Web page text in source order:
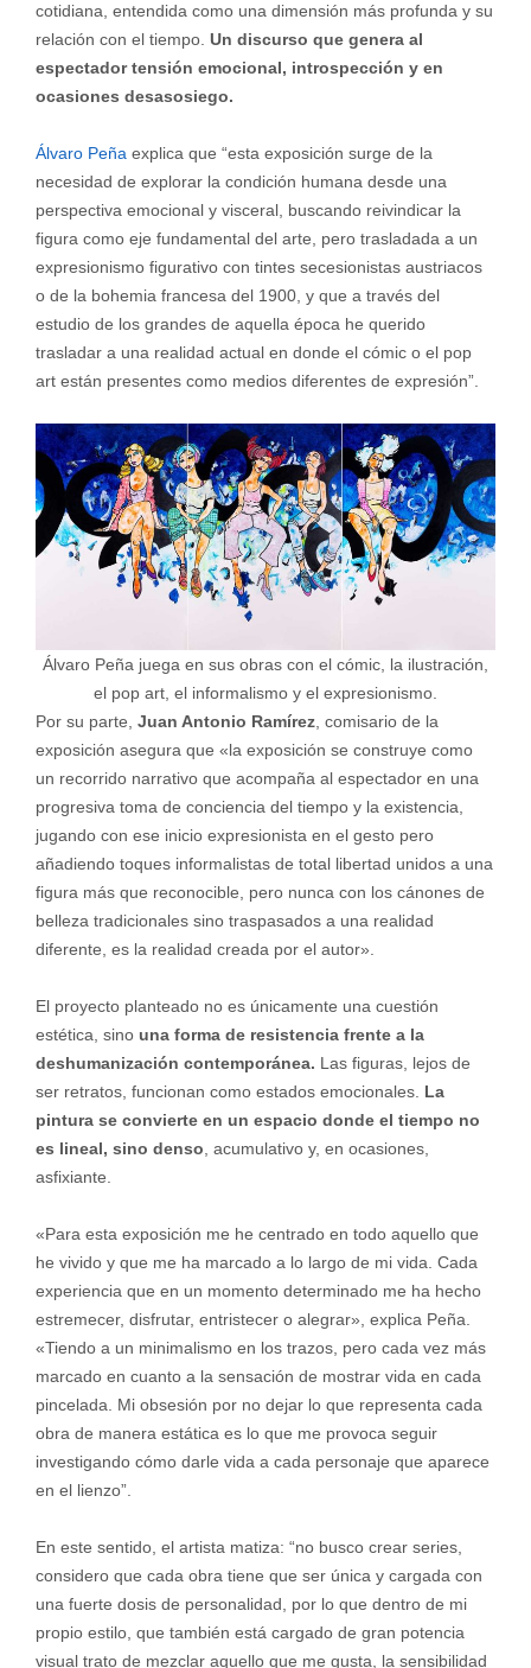
cotidiana, entendida como una dimensión más profunda y su
relación con el tiempo. Un discurso que genera al
espectador tensión emocional, introspección y en
ocasiones desasosiego.
Álvaro Peña explica que “esta exposición surge de la
necesidad de explorar la condición humana desde una
perspectiva emocional y visceral, buscando reivindicar la
figura como eje fundamental del arte, pero trasladada a un
expresionismo figurativo con tintes secesionistas austriacos
o de la bohemia francesa del 1900, y que a través del
estudio de los grandes de aquella época he querido
trasladar a una realidad actual en donde el cómic o el pop
art están presentes como medios diferentes de expresión”.
Álvaro Peña juega en sus obras con el cómic, la ilustración,
el pop art, el informalismo y el expresionismo.
Por su parte, Juan Antonio Ramírez, comisario de la
exposición asegura que «la exposición se construye como
un recorrido narrativo que acompaña al espectador en una
progresiva toma de conciencia del tiempo y la existencia,
jugando con ese inicio expresionista en el gesto pero
añadiendo toques informalistas de total libertad unidos a una
figura más que reconocible, pero nunca con los cánones de
belleza tradicionales sino traspasados a una realidad
diferente, es la realidad creada por el autor».
El proyecto planteado no es únicamente una cuestión
estética, sino una forma de resistencia frente a la
deshumanización contemporánea. Las figuras, lejos de
ser retratos, funcionan como estados emocionales. La
pintura se convierte en un espacio donde el tiempo no
es lineal, sino denso , acumulativo y, en ocasiones,
asfixiante.
«Para esta exposición me he centrado en todo aquello que
he vivido y que me ha marcado a lo largo de mi vida. Cada
experiencia que en un momento determinado me ha hecho
estremecer, disfrutar, entristecer o alegrar», explica Peña.
«Tiendo a un minimalismo en los trazos, pero cada vez más
marcado en cuanto a la sensación de mostrar vida en cada
pincelada. Mi obsesión por no dejar lo que representa cada
obra de manera estática es lo que me provoca seguir
investigando cómo darle vida a cada personaje que aparece
en el lienzo”.
En este sentido, el artista matiza: “no busco crear series,
considero que cada obra tiene que ser única y cargada con
una fuerte dosis de personalidad, por lo que dentro de mi
propio estilo, que también está cargado de gran potencia
visual trato de mezclar aquello que me gusta, la sensibilidad